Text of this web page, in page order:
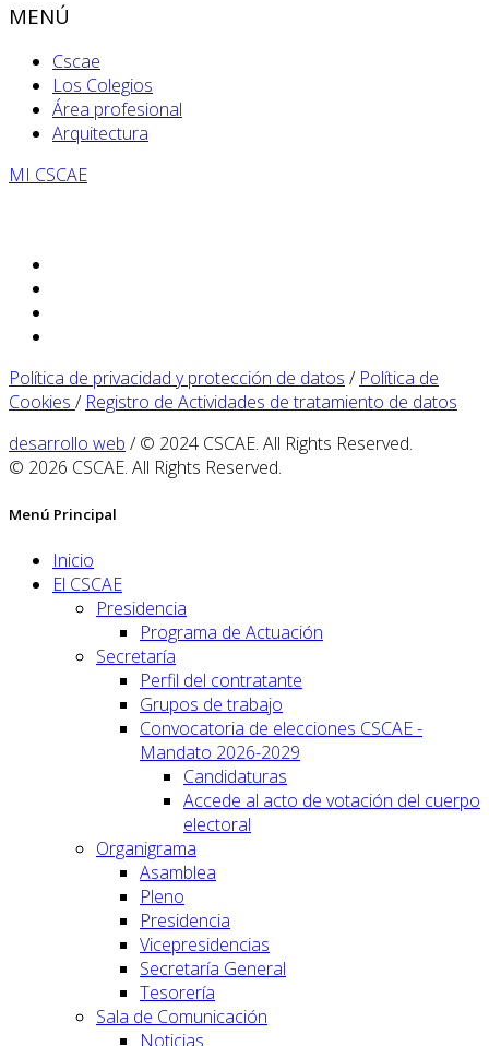
MENÚ
Cscae
Los Colegios
Área profesional
Arquitectura
MI CSCAE
Política de privacidad y protección de datos / Política de
Cookies / Registro de Actividades de tratamiento de datos
desarrollo web / © 2024 CSCAE. All Rights Reserved.
© 2026 CSCAE. All Rights Reserved.
Menú Principal
Inicio
El CSCAE
Presidencia
Programa de Actuación
Secretaría
Perfil del contratante
Grupos de trabajo
Convocatoria de elecciones CSCAE -
Mandato 2026-2029
Candidaturas
Accede al acto de votación del cuerpo
electoral
Organigrama
Asamblea
Pleno
Presidencia
Vicepresidencias
Secretaría General
Tesorería
Sala de Comunicación
Noticias